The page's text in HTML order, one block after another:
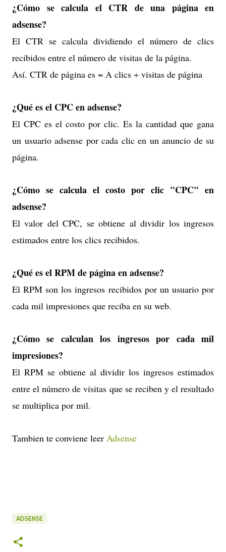
¿Cómo se calcula el CTR de una página en
adsense?
El CTR se calcula dividiendo el número de clics
recibidos entre el número de visitas de la página.
Así. CTR de página es = A clics ÷ visitas de página
¿Qué es el CPC en adsense?
El CPC es el costo por clic. Es la cantidad que gana
un usuario adsense por cada clic en un anuncio de su
página.
¿Cómo se calcula el costo por clic "CPC" en
adsense?
El valor del CPC, se obtiene al dividir los ingresos
estimados entre los clics recibidos.
¿Qué es el RPM de página en adsense?
El RPM son los ingresos recibidos por un usuario por
cada mil impresiones que reciba en su web.
¿Cómo se calculan los ingresos por cada mil
impresiones?
El RPM se obtiene al dividir los ingresos estimados
entre el número de visitas que se reciben y el resultado
se multiplica por mil.
Tambien te conviene leer Adsense
ADSENSE